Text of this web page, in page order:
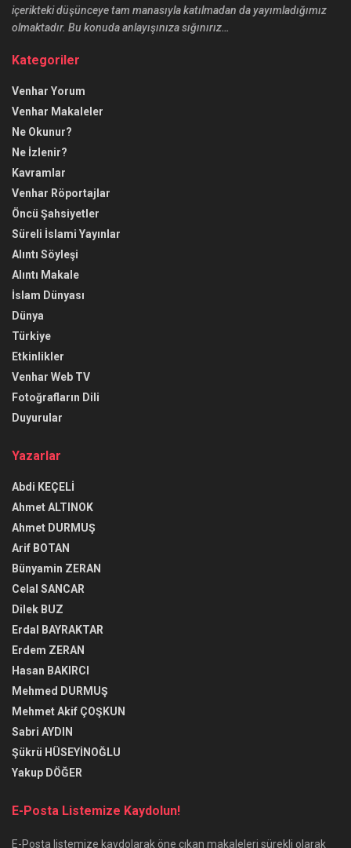
içerikteki düşünceye tam manasıyla katılmadan da yayımladığımız
olmaktadır. Bu konuda anlayışınıza sığınırız…
Kategoriler
Venhar Yorum
Venhar Makaleler
Ne Okunur?
Ne İzlenir?
Kavramlar
Venhar Röportajlar
Öncü Şahsiyetler
Süreli İslami Yayınlar
Alıntı Söyleşi
Alıntı Makale
İslam Dünyası
Dünya
Türkiye
Etkinlikler
Venhar Web TV
Fotoğrafların Dili
Duyurular
Yazarlar
Abdi KEÇELİ
Ahmet ALTINOK
Ahmet DURMUŞ
Arif BOTAN
Bünyamin ZERAN
Celal SANCAR
Dilek BUZ
Erdal BAYRAKTAR
Erdem ZERAN
Hasan BAKIRCI
Mehmed DURMUŞ
Mehmet Akif ÇOŞKUN
Sabri AYDIN
Şükrü HÜSEYİNOĞLU
Yakup DÖĞER
E-Posta Listemize Kaydolun!
E-Posta listemize kaydolarak öne çıkan makaleleri sürekli olarak